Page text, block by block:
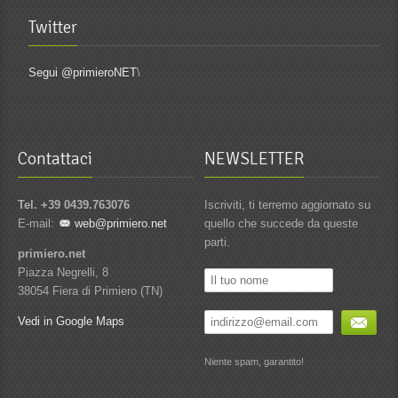
Twitter
Segui @primieroNET\
Contattaci
Tel. +39 0439.763076
E-mail:
web@primiero.net
primiero.net
Piazza Negrelli, 8
38054 Fiera di Primiero (TN)
Vedi in Google Maps
NEWSLETTER
Iscriviti, ti terremo aggiornato su
quello che succede da queste
parti.
Niente spam, garantito!